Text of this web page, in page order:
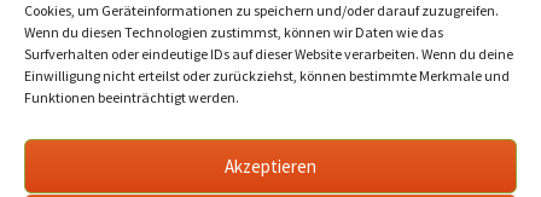
Cookies, um Geräteinformationen zu speichern und/oder darauf zuzugreifen.
Wenn du diesen Technologien zustimmst, können wir Daten wie das
Surfverhalten oder eindeutige IDs auf dieser Website verarbeiten. Wenn du deine
Einwilligung nicht erteilst oder zurückziehst, können bestimmte Merkmale und
Funktionen beeinträchtigt werden.
Akzeptieren
Cookie-Richtlinie